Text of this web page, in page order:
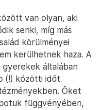
van olyan, aki
senki, míg más
körülményei
kerülhetnek haza. A
gyerekek általában
(!) közötti időt
Őket
függvényében,